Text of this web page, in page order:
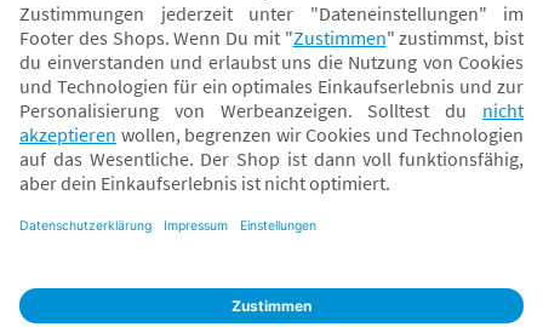
* Alle Preise inkl. MwSt. und ggf. zzgl.Versandkosten. Der dargestellte Preis gilt -
abhängig von der von dir gewählten Option - im BabyOne-Onlineshop oder bei
Abholung in dem von dir gewählten BabyOne-Franchise-Betrieb. Der für den
Onlineshop geltende Preis stellt bei einem Verkauf durch unsere Franchise-
Nehmer eine unverbindliche Preisempfehlung dar. Der Verkaufspreis der
daher von dem Verkaufspreis im Onlineshop abweichen. Angaben zu
Klarna.